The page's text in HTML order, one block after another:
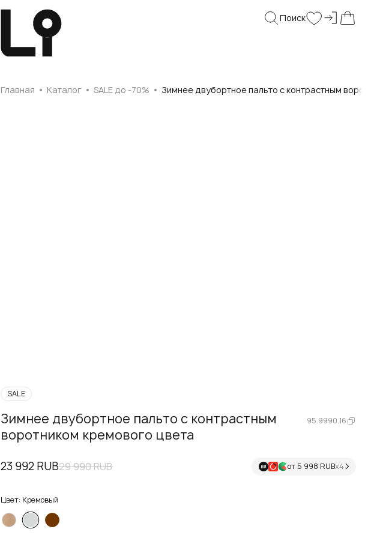
ПоискПоискWishlist Войти
Моя
Главная Каталог SALE до -70% Зимнее двубортное пальто с контрастным
SALE
Зимнее двубортное пальто с контрастным
воротником кремового цвета
95.9990.16
23 992 RUB29 990 RUB от 5 998 RUBх4
Цвет: Кремовый